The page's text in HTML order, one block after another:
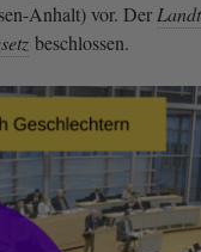
Anhalt) vor. Der
beschlossen.